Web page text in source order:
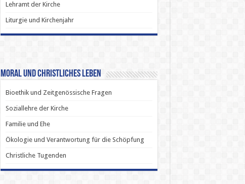
Lehramt der Kirche
Liturgie und Kirchenjahr
Moral und Christliches Leben
Bioethik und Zeitgenössische Fragen
Soziallehre der Kirche
Familie und Ehe
Ökologie und Verantwortung für die Schöpfung
Christliche Tugenden